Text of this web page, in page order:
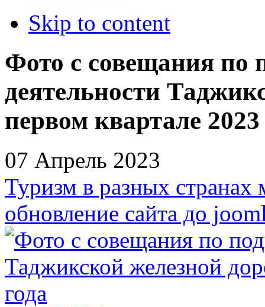
Skip to content
Фото с совещания по
деятельности
первом квартале 2023
07 Апрель 2023
Туризм в разных странах
обновление сайта до